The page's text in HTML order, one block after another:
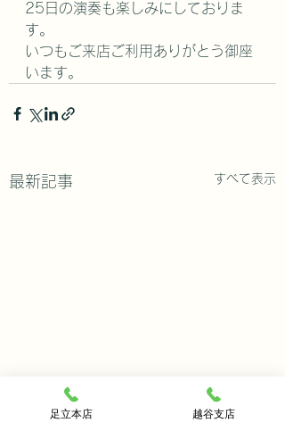
25日の演奏も楽しみにしておりま
す。
いつもご来店ご利用ありがとう御座
います。
最新記事 すべて表示
足立本店 越谷支店